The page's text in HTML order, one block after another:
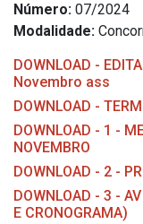
Número: 07/2024
Modalidade:
DOWNLOAD -
Novembro ass
DOWNLOAD -
DOWNLOAD - 1 -
NOVEMBRO
DOWNLOAD - 2 -
DOWNLOAD - 3 -
E CRONOGRAMA)